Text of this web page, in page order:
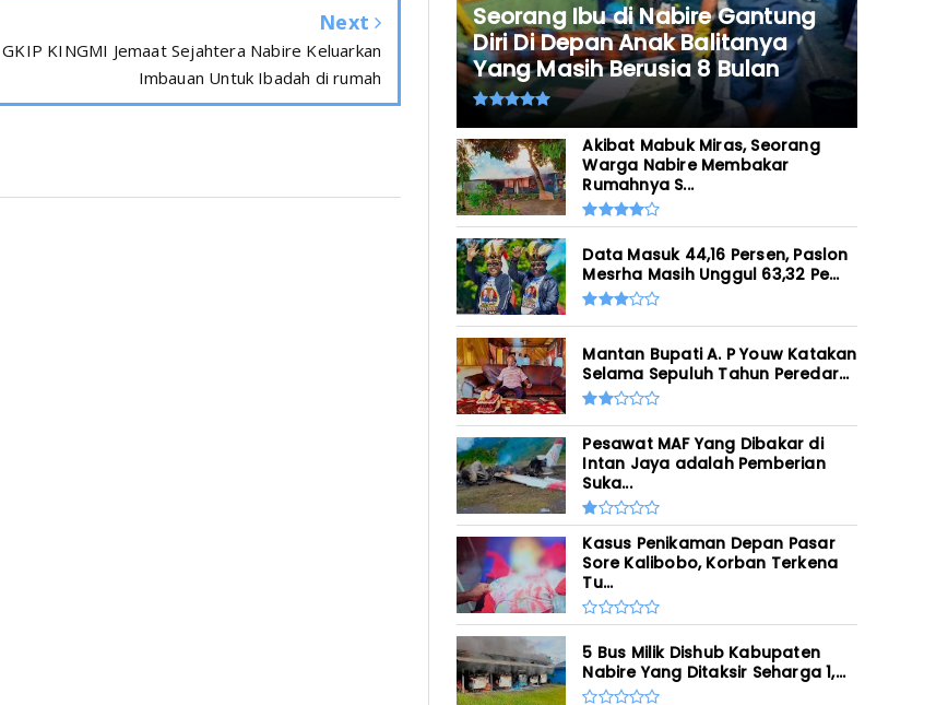
Next
GKIP KINGMI Jemaat Sejahtera Nabire Keluarkan
Imbauan Untuk Ibadah di rumah
Seorang Ibu di Nabire Gantung
Diri Di Depan Anak Balitanya
Yang Masih Berusia 8 Bulan
Akibat Mabuk Miras, Seorang
Warga Nabire Membakar
Rumahnya S...
Data Masuk 44,16 Persen, Paslon
Mesrha Masih Unggul 63,32 Pe...
Mantan Bupati A. P Youw Katakan
Selama Sepuluh Tahun Peredar...
Pesawat MAF Yang Dibakar di
Intan Jaya adalah Pemberian
Suka...
Kasus Penikaman Depan Pasar
Sore Kalibobo, Korban Terkena
Tu...
5 Bus Milik Dishub Kabupaten
Nabire Yang Ditaksir Seharga 1,...